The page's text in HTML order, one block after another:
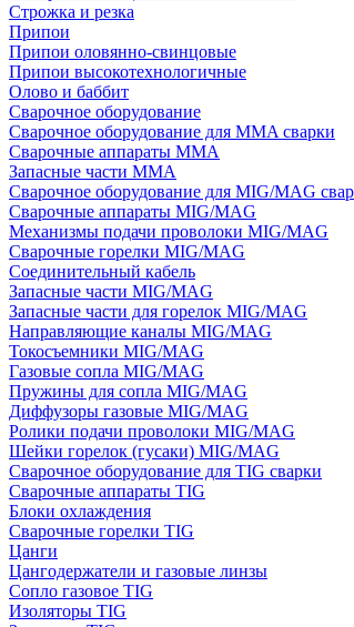
Строжка и резка
Припои
Припои оловянно-свинцовые
Припои высокотехнологичные
Олово и баббит
Сварочное оборудование
Сварочное оборудование для MMA сварки
Сварочные аппараты MMA
Запасные части MMA
Сварочное оборудование для MIG/MAG
Сварочные аппараты MIG/MAG
Механизмы подачи проволоки MIG/MAG
Сварочные горелки MIG/MAG
Соединительный кабель
Запасные части MIG/MAG
Запасные части для горелок MIG/MAG
Направляющие каналы MIG/MAG
Токосъемники MIG/MAG
Газовые сопла MIG/MAG
Пружины для сопла MIG/MAG
Диффузоры газовые MIG/MAG
Ролики подачи проволоки MIG/MAG
Шейки горелок (гусаки) MIG/MAG
Сварочное оборудование для TIG сварки
Сварочные аппараты TIG
Блоки охлаждения
Сварочные горелки TIG
Цанги
Цангодержатели и газовые линзы
Сопло газовое TIG
Изоляторы TIG